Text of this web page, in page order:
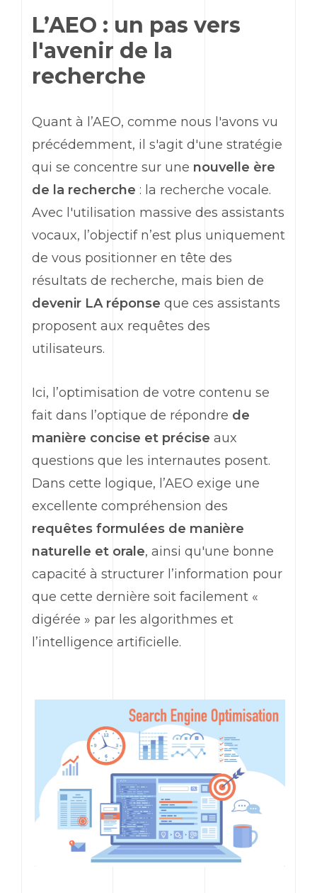
L’AEO : un pas vers
l'avenir de la
recherche
Quant à l’AEO, comme nous l'avons vu
précédemment, il s'agit d'une stratégie
qui se concentre sur une nouvelle ère
de la recherche : la recherche vocale.
Avec l'utilisation massive des assistants
vocaux, l’objectif n’est plus uniquement
de vous positionner en tête des
résultats de recherche, mais bien de
devenir LA réponse que ces assistants
proposent aux requêtes des
utilisateurs.
Ici, l’optimisation de votre contenu se
fait dans l’optique de répondre de
manière concise et précise aux
questions que les internautes posent.
Dans cette logique, l’AEO exige une
excellente compréhension des
requêtes formulées de manière
naturelle et orale, ainsi qu'une bonne
capacité à structurer l’information pour
que cette dernière soit facilement «
digérée » par les algorithmes et
l’intelligence artificielle.